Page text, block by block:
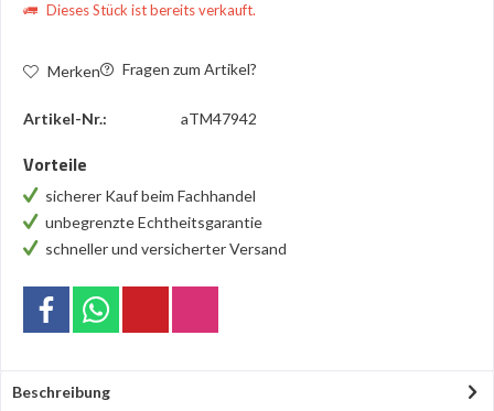
Dieses Stück ist bereits verkauft.
Merken Fragen zum Artikel?
Artikel-Nr.: aTM47942
Vorteile
sicherer Kauf beim Fachhandel
unbegrenzte Echtheitsgarantie
schneller und versicherter Versand
Beschreibung